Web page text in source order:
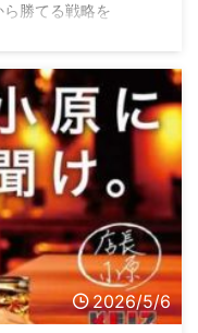
勝てる戦略を
2026/5/6